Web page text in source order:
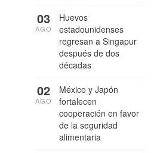
Huevos
estadounidenses
regresan a Singapur
después de dos
décadas
03
AGO
México y Japón
fortalecen
cooperación en favor
de la seguridad
alimentaria
02
AGO